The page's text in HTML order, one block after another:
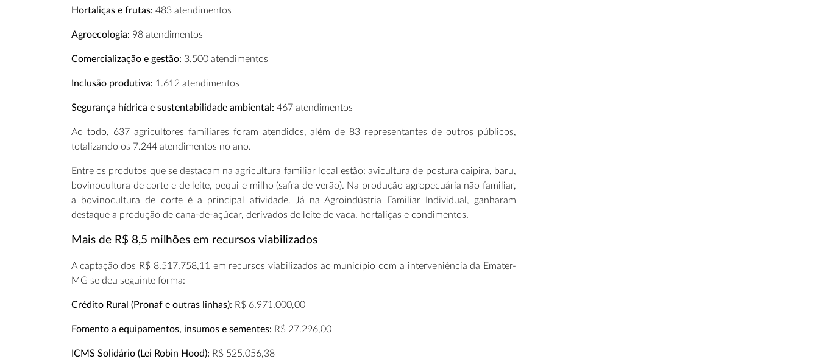
Hortaliças e frutas: 483 atendimentos
Agroecologia: 98 atendimentos
Comercialização e gestão: 3.500 atendimentos
Inclusão produtiva: 1.612 atendimentos
Segurança hídrica e sustentabilidade ambiental: 467 atendimentos
Ao todo, 637 agricultores familiares foram atendidos, além de 83 representantes de outros públicos,
totalizando os 7.244 atendimentos no ano.
Entre os produtos que se destacam na agricultura familiar local estão: avicultura de postura caipira, baru,
bovinocultura de corte e de leite, pequi e milho (safra de verão). Na produção agropecuária não familiar,
a bovinocultura de corte é a principal atividade. Já na Agroindústria Familiar Individual, ganharam
destaque a produção de cana-de-açúcar, derivados de leite de vaca, hortaliças e condimentos.
Mais de R$ 8,5 milhões em recursos viabilizados
A captação dos R$ 8.517.758,11 em recursos viabilizados ao município com a interveniência da Emater-
MG se deu seguinte forma:
Crédito Rural (Pronaf e outras linhas): R$ 6.971.000,00
Fomento a equipamentos, insumos e sementes: R$ 27.296,00
ICMS Solidário (Lei Robin Hood): R$ 525.056,38